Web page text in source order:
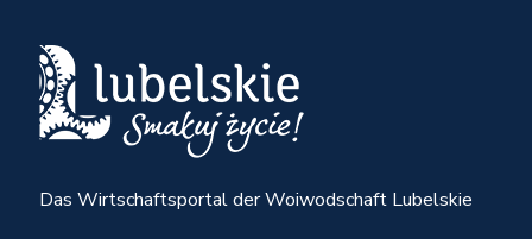
Das Wirtschaftsportal der Woiwodschaft Lubelskie